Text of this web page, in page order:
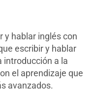
y hablar inglés con
escribir y hablar
introducción a la
el aprendizaje que
avanzados.